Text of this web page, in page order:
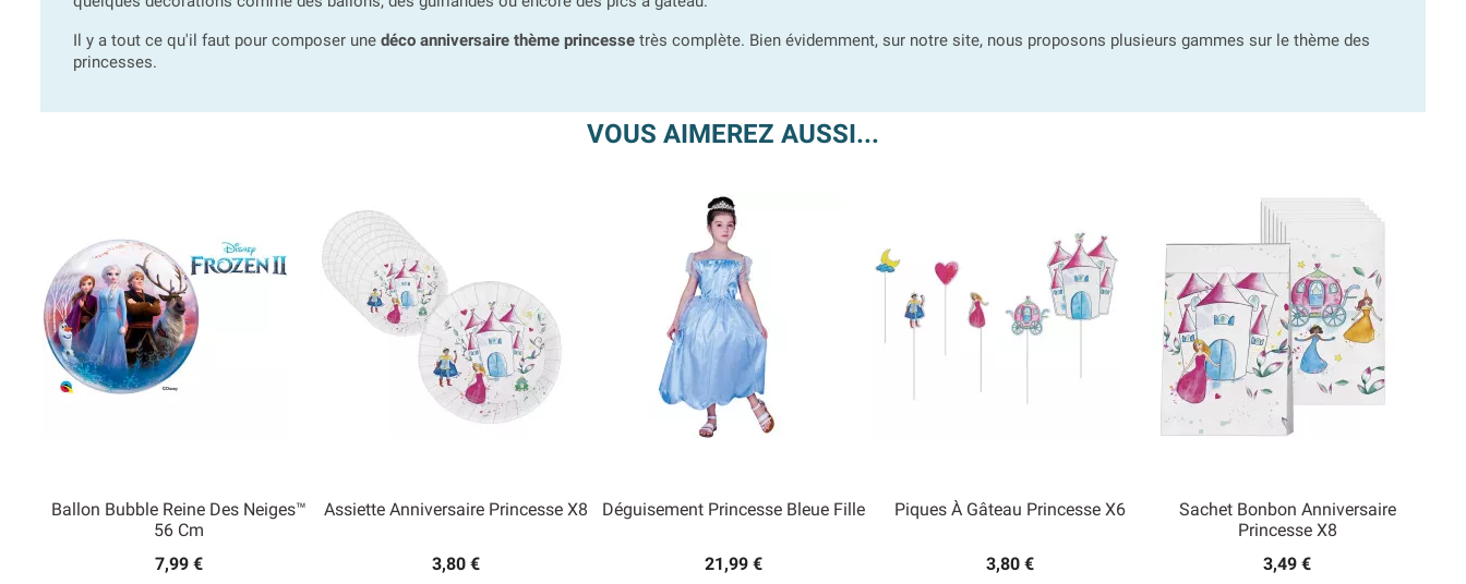
Il y a tout ce qu'il faut pour composer une déco anniversaire thème princesse très complète. Bien évidemment, sur notre site, nous proposons plusieurs gammes sur le thème des
princesses.
VOUS AIMEREZ AUSSI...
Ballon Bubble Reine Des Neiges™
56 Cm
7,99 €
Assiette Anniversaire Princesse X8
3,80 €
Déguisement Princesse Bleue Fille
21,99 €
Piques À Gâteau Princesse X6
3,80 €
Sachet Bonbon Anniversaire
Princesse X8
3,49 €